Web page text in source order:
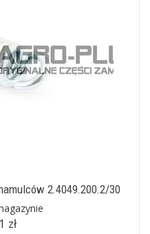
2.4049.200.2/30
zł